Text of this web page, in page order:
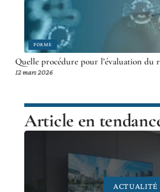
FORME
Quelle procédure pour l’évaluation du
12 mars 2026
Article en
ACTUALITÉ